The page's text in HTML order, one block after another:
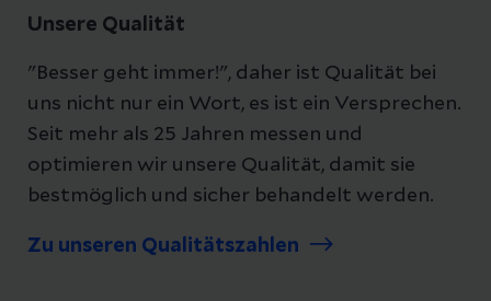
Unsere Qualität
"Besser geht immer!", daher ist Qualität bei
uns nicht nur ein Wort, es ist ein Versprechen.
Seit mehr als 25 Jahren messen und
optimieren wir unsere Qualität, damit sie
bestmöglich und sicher behandelt werden.
Zu unseren Qualitätszahlen